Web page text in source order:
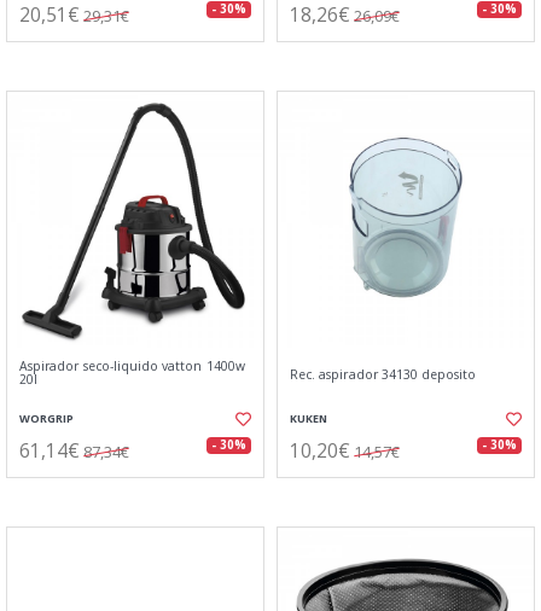
20,51€ 29,31€ - 30% 18,26€ 26,09€ - 30%
Aspirador seco-liquido vatton 1400w
20l
WORGRIP
61,14€ 87,34€ - 30%
Rec. aspirador 34130 deposito
KUKEN
10,20€ 14,57€ - 30%